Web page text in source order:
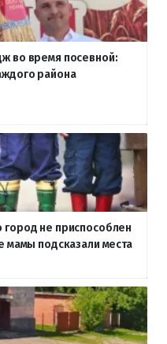
во время посевной:
района
город не приспособлен
мамы подсказали места